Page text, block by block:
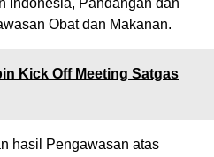
Indonesia, Pandangan dan
Obat dan Makanan.
Kick Off Meeting Satgas
hasil Pengawasan atas